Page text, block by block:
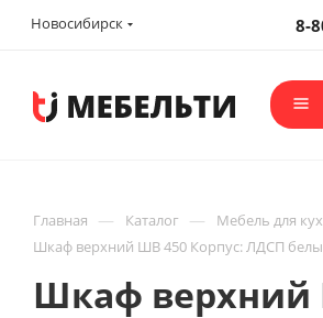
Новосибирск 8-
Главная — Каталог — Мебель для
Шкаф верхний ШВ 450 Корпус: ЛДСП
Шкаф верхний